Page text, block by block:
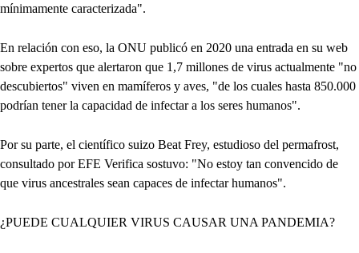
mínimamente caracterizada".
En relación con eso, la ONU publicó en 2020 una entrada en su web
sobre expertos que alertaron que 1,7 millones de virus actualmente "no
descubiertos" viven en mamíferos y aves, "de los cuales hasta 850.000
podrían tener la capacidad de infectar a los seres humanos".
Por su parte, el científico suizo Beat Frey, estudioso del permafrost,
consultado por EFE Verifica sostuvo: "No estoy tan convencido de
que virus ancestrales sean capaces de infectar humanos".
¿PUEDE CUALQUIER VIRUS CAUSAR UNA PANDEMIA?